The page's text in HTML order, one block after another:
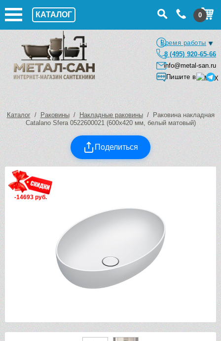
КАТАЛОГ 0
Время работы
8 (495) 920-65-66
info@metal-san.ru
Пишите в
Каталог/ Раковины/ Накладные раковины/ Раковина накладная
Catalano Sfera 0522600021 (600х420 мм, белый матовый)
Поделиться
-14693 руб.